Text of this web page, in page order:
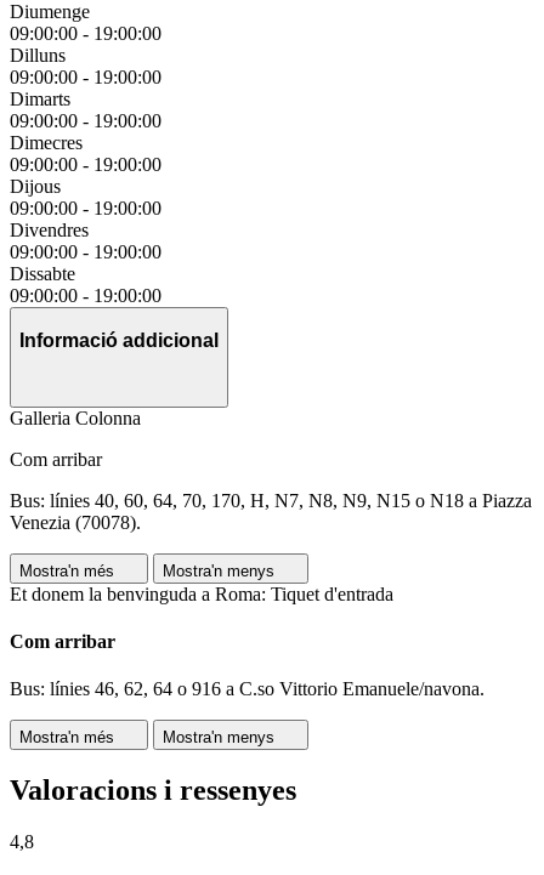
Diumenge
09:00:00 - 19:00:00
Dilluns
09:00:00 - 19:00:00
Dimarts
09:00:00 - 19:00:00
Dimecres
09:00:00 - 19:00:00
Dijous
09:00:00 - 19:00:00
Divendres
09:00:00 - 19:00:00
Dissabte
09:00:00 - 19:00:00
Informació addicional
Galleria Colonna
Com arribar
Bus: línies 40, 60, 64, 70, 170, H, N7, N8, N9, N15 o N18 a Piazza
Venezia (70078).
Mostra'n més Mostra'n menys
Et donem la benvinguda a Roma: Tiquet d'entrada
Com arribar
Bus: línies 46, 62, 64 o 916 a C.so Vittorio Emanuele/navona.
Mostra'n més Mostra'n menys
Valoracions i ressenyes
4,8